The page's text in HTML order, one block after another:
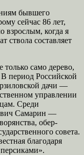
бывшего
сейчас 86 лет,
взрослым, когда я
ствола составляет
только само дерево,
В период Российской
дачи —
управлении
Среди
Самарин —
обер-
совета.
благодаря